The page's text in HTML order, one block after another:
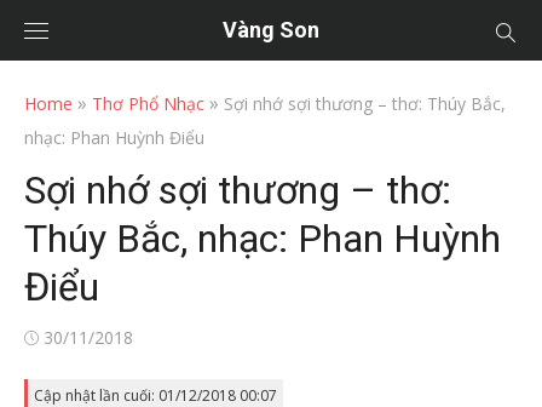
Vàng Son
Home » Thơ Phổ Nhạc » Sợi nhớ sợi thương – thơ: Thúy Bắc,
nhạc: Phan Huỳnh Điểu
Sợi nhớ sợi thương – thơ:
Thúy Bắc, nhạc: Phan Huỳnh
Điểu
Posted
30/11/2018
Cập nhật lần cuối: 01/12/2018 00:07